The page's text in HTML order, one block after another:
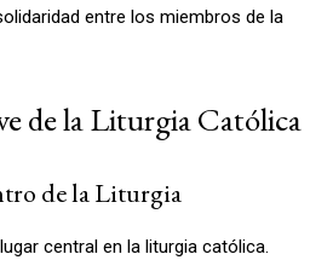
entre los miembros de la
de la Liturgia Católica
de la Liturgia
central en la liturgia católica.